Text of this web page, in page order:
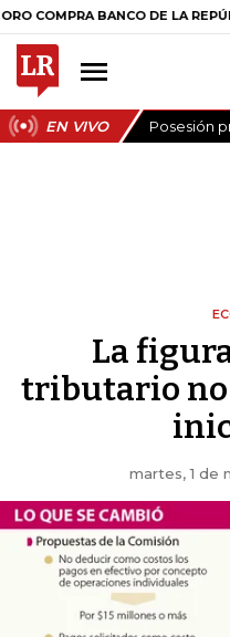
BANCO DE LA REPÚBLICA $
EN VIVO Posesión
La
tributario no
martes, 1 de